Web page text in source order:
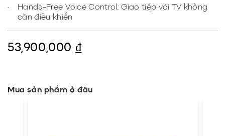
Hands-Free Voice Control: Giao tiếp với TV không
cần điều khiển
53,900,000 ₫
Mua sản phẩm ở đâu